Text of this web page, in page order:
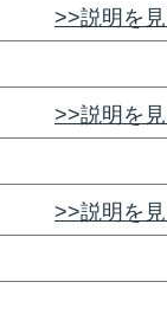
>>説明を
>>説明を
>>説明を